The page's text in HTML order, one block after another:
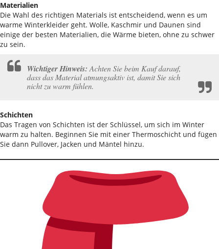
Materialien
Die Wahl des richtigen Materials ist entscheidend, wenn es um
warme Winterkleider geht. Wolle, Kaschmir und Daunen sind
einige der besten Materialien, die Wärme bieten, ohne zu schwer
zu sein.
Wichtiger Hinweis: Achten Sie beim Kauf darauf,
dass das Material atmungsaktiv ist, damit Sie sich
nicht zu warm fühlen.
Schichten
Das Tragen von Schichten ist der Schlüssel, um sich im Winter
warm zu halten. Beginnen Sie mit einer Thermoschicht und fügen
Sie dann Pullover, Jacken und Mäntel hinzu.